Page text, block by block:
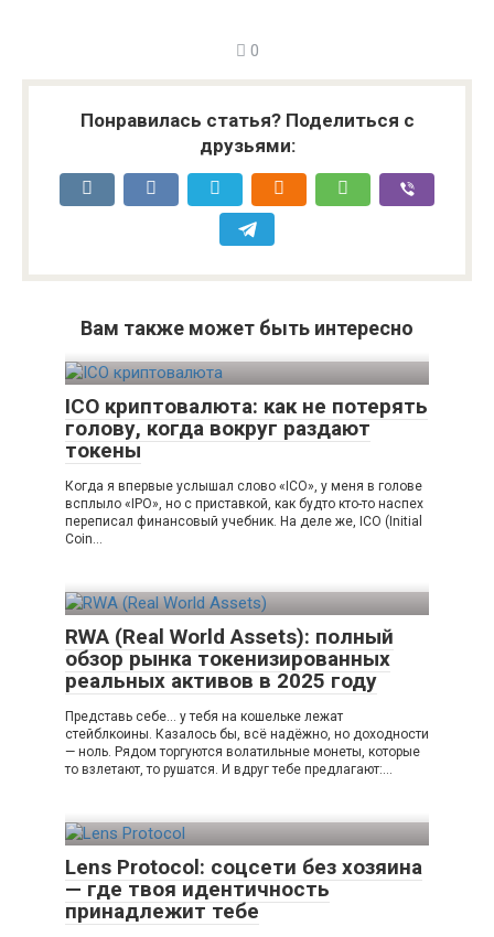
0
Понравилась статья? Поделиться с
друзьями:
Вам также может быть интересно
ICO криптовалюта: как не потерять
голову, когда вокруг раздают
токены
Когда я впервые услышал слово «ICO», у меня в голове
всплыло «IPO», но с приставкой, как будто кто-то наспех
переписал финансовый учебник. На деле же, ICO (Initial
Coin…
RWA (Real World Assets): полный
обзор рынка токенизированных
реальных активов в 2025 году
Представь себе… у тебя на кошельке лежат
стейблкоины. Казалось бы, всё надёжно, но доходности
— ноль. Рядом торгуются волатильные монеты, которые
то взлетают, то рушатся. И вдруг тебе предлагают:…
Lens Protocol: соцсети без хозяина
— где твоя идентичность
принадлежит тебе